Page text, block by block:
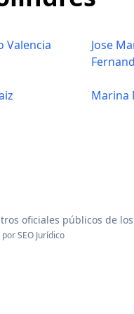
Valencia
Jose
Marina
oficiales públicos de
porSEO Jurídico